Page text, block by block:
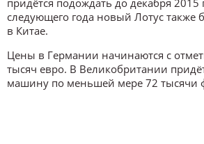
следующего года новый Лотус также
в Китае.
Цены в Германии начинаются с
тысяч евро. В Великобритании
машину по меньшей мере 72 тысячи